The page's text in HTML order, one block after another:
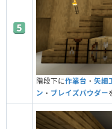
階段下に作業台 ・ 矢細
ン ・ ブレイズパウダー